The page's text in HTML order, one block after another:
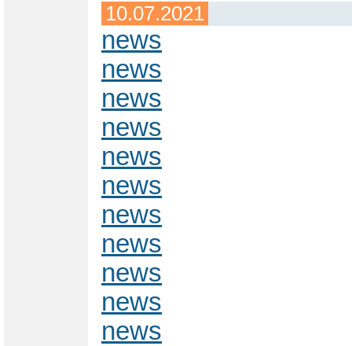
10.07.2021
news
news
news
news
news
news
news
news
news
news
news